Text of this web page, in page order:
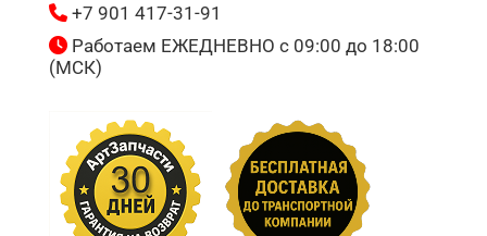
+7 901 417-31-91
Работаем ЕЖЕДНЕВНО с 09:00 до 18:00
(МСК)